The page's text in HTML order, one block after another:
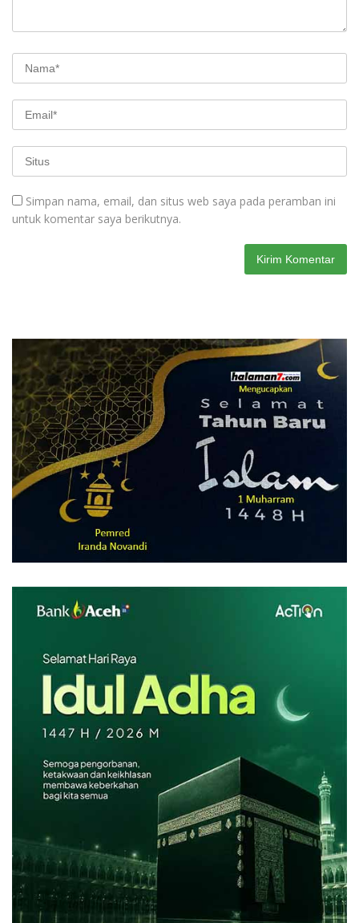
Simpan nama, email, dan situs web saya pada peramban ini
untuk komentar saya berikutnya.